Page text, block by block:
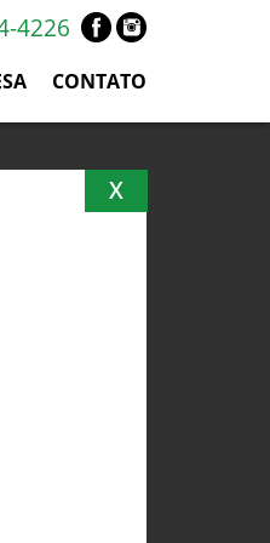
4226
CONTATO
X